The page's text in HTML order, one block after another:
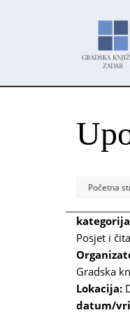
Početna
Posjet i
Gradska
Lokacija:
datum/